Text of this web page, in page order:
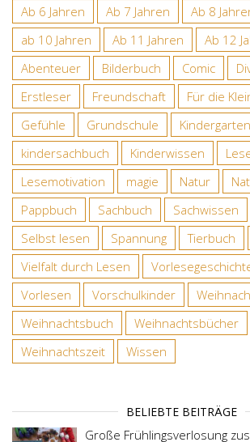
Ab 6 Jahren
Ab 7 Jahren Ab 8
ab 10 Jahren
Ab 11 Jahren
Ab 12
Abenteuer
Bilderbuch Comic
Erstleser
Freundschaft
Für die
Gefühle
Grundschule
Kindergarten
kindersachbuch
Kinderwissen
Lesemotivation
magie Natur
Pappbuch
Sachbuch Sachwissen
Selbst lesen
Spannung Tierbuch
Vielfalt durch Lesen
Vorlesen
Vorschulkinder
Weihnachtsbuch
Weihnachtsbücher
Weihnachtszeit
Wissen
BELIEBTE BEITRÄGE
Große Frühlingsverlosung